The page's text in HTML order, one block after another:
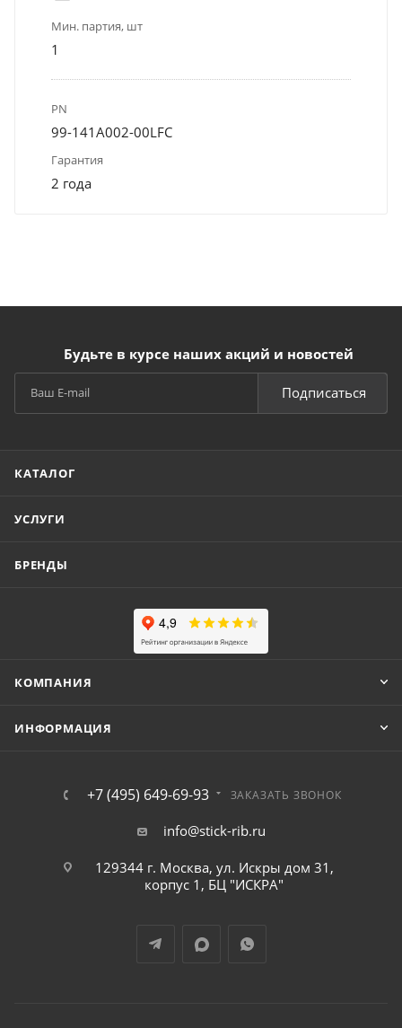
Мин. партия, шт
1
PN
99-141A002-00LFC
Гарантия
2 года
Будьте в курсе наших акций и новостей
Подписаться
КАТАЛОГ
УСЛУГИ
БРЕНДЫ
КОМПАНИЯ
ИНФОРМАЦИЯ
+7 (495) 649-69-93 ЗАКАЗАТЬ ЗВОНОК
info@stick-rib.ru
129344 г. Москва, ул. Искры дом 31,
корпус 1, БЦ "ИСКРА"